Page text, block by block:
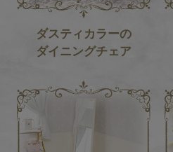
ダスティカラーの
ダイニングチェア